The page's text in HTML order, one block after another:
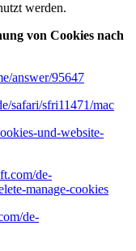
werden.
von Cookies nach
answer/95647
safari/sfri11471/mac
und-website-
de-
manage-cookies
de-